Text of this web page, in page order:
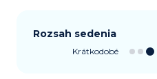
Rozsah sedenia
Krátkodobé